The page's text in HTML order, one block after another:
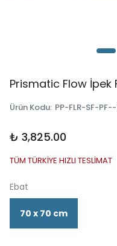
Prismatic Flow İpek
Ürün Kodu: PP-FLR-SF-
₺ 3,825.00
TÜM TÜRKİYE HIZLI TESLİMAT
Ebat
70 x 70 cm